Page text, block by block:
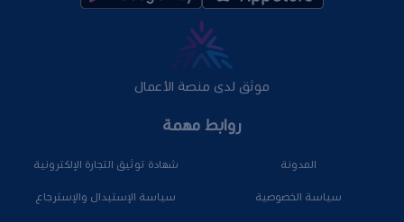
روابط مهمة
المدونة شهادة توثيق التجارة الإلكترونية
سياسة الخصوصية سياسة الإستبدال والإسترجاع
موثق لدى منصة الأعمال